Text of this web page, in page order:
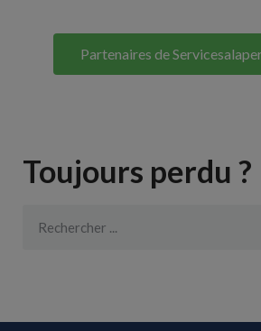
Partenaires de
Toujours perdu ?